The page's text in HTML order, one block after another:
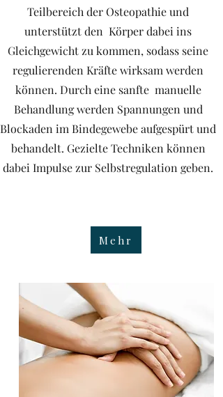
Teilbereich der Osteopathie und
unterstützt den Körper dabei ins
Gleichgewicht zu kommen, sodass seine
regulierenden Kräfte wirksam werden
können. Durch eine sanfte manuelle
Behandlung werden Spannungen und
Blockaden im Bindegewebe aufgespürt und
behandelt. Gezielte Techniken können
dabei Impulse zur Selbstregulation geben.
Mehr